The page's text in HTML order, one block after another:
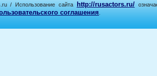
/ Использование сайта http://rusactors.ru/
соглашения